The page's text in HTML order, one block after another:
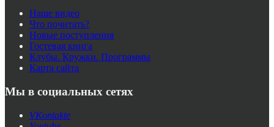
Наше видео
Что почитать?
Новые поступления
Гостевая книга
Клубы. Кружки. Программы
Карта сайта
Мы в социальных сетях
VKontakte